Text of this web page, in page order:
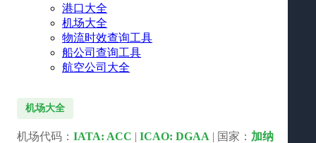
港口大全
机场大全
物流时效查询工具
船公司查询工具
航空公司大全
机场大全
机场代码： IATA: ACC | ICAO: DGAA | 国家： 加纳